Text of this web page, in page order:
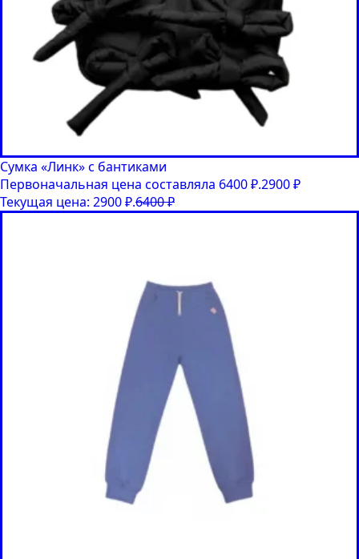
Сумка «Линк» с бантиками
6400₽
Первоначальная цена составляла 6400 ₽.2900₽
Текущая цена: 2900 ₽.